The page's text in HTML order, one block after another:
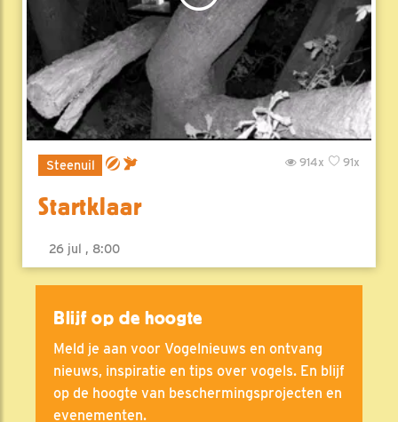
Steenuil 91x
914x
Startklaar
26 jul , 8:00
Blijf op de hoogte
Meld je aan voor Vogelnieuws en ontvang
nieuws, inspiratie en tips over vogels. En blijf
op de hoogte van beschermingsprojecten en
evenementen.